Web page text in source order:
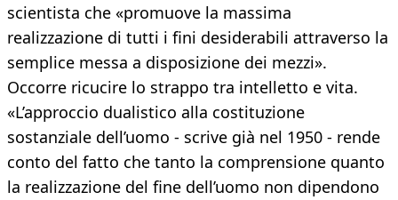
scientista che «promuove la massima
realizzazione di tutti i fini desiderabili attraverso la
semplice messa a disposizione dei mezzi».
Occorre ricucire lo strappo tra intelletto e vita.
«L’approccio dualistico alla costituzione
sostanziale dell’uomo - scrive già nel 1950 - rende
conto del fatto che tanto la comprensione quanto
la realizzazione del fine dell’uomo non dipendono